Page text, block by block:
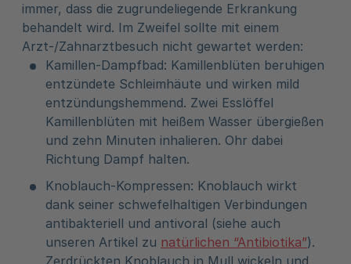
immer, dass die zugrundeliegende Erkrankung
behandelt wird. Im Zweifel sollte mit einem
Arzt-/Zahnarztbesuch nicht gewartet werden:
Kamillen-Dampfbad: Kamillenblüten beruhigen
entzündete Schleimhäute und wirken mild
entzündungshemmend. Zwei Esslöffel
Kamillenblüten mit heißem Wasser übergießen
und zehn Minuten inhalieren. Ohr dabei
Richtung Dampf halten.
Knoblauch-Kompressen: Knoblauch wirkt
dank seiner schwefelhaltigen Verbindungen
antibakteriell und antivoral (siehe auch
unseren Artikel zu natürlichen “Antibiotika”).
Zerdrückten Knoblauch in Mull wickeln und